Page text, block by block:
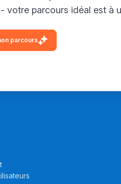
votre parcours idéal est à
parcours